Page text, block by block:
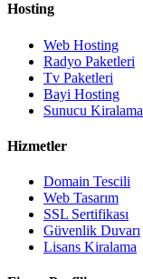
Hosting
Web Hosting
Radyo Paketleri
Tv Paketleri
Bayi Hosting
Sunucu Kiralama
Hizmetler
Domain Tescili
Web Tasarım
SSL Sertifikası
Güvenlik Duvarı
Lisans Kiralama